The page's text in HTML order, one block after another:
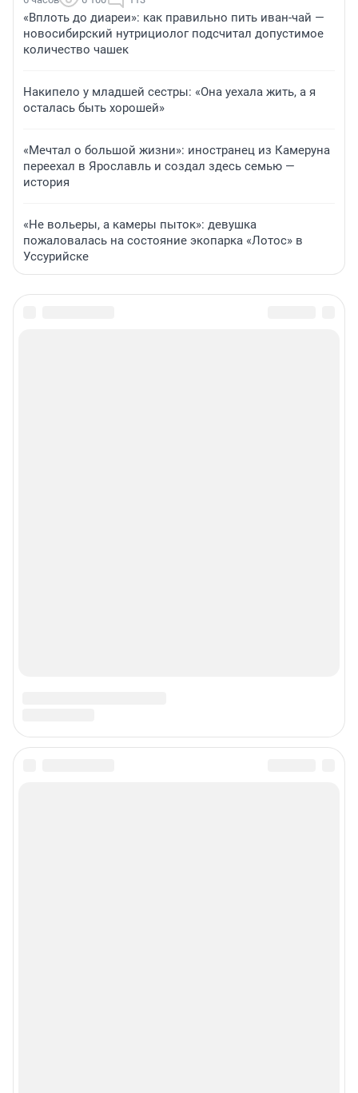
«Вплоть до диареи»: как правильно пить иван-чай —
новосибирский нутрициолог подсчитал допустимое
количество чашек
Накипело у младшей сестры: «Она уехала жить, а я
осталась быть хорошей»
«Мечтал о большой жизни»: иностранец из Камеруна
переехал в Ярославль и создал здесь семью —
история
«Не вольеры, а камеры пыток»: девушка
пожаловалась на состояние экопарка «Лотос» в
Уссурийске